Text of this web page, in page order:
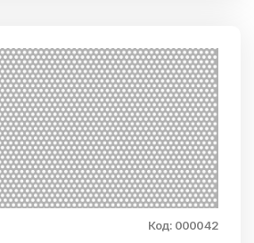
Код: 000042